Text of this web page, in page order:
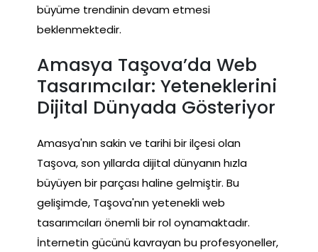
büyüme trendinin devam etmesi
beklenmektedir.
Amasya Taşova’da Web
Tasarımcılar: Yeteneklerini
Dijital Dünyada Gösteriyor
Amasya'nın sakin ve tarihi bir ilçesi olan
Taşova, son yıllarda dijital dünyanın hızla
büyüyen bir parçası haline gelmiştir. Bu
gelişimde, Taşova'nın yetenekli web
tasarımcıları önemli bir rol oynamaktadır.
İnternetin gücünü kavrayan bu profesyoneller,